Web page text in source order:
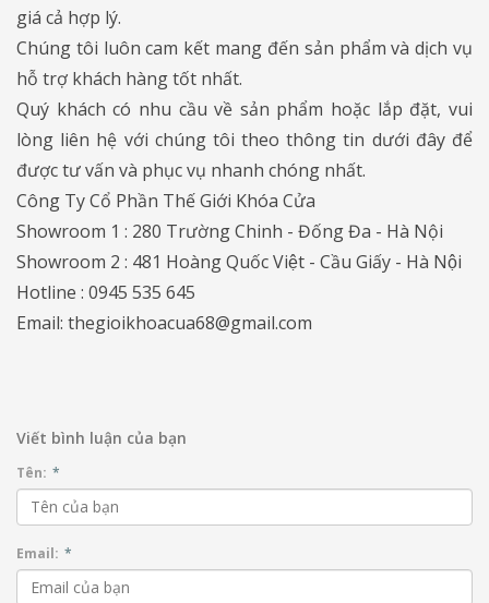
giá cả hợp lý.
Chúng tôi luôn cam kết mang đến sản phẩm và dịch vụ
hỗ trợ khách hàng tốt nhất.
Quý khách có nhu cầu về sản phẩm hoặc lắp đặt, vui
lòng liên hệ với chúng tôi theo thông tin dưới đây để
được tư vấn và phục vụ nhanh chóng nhất.
Công Ty Cổ Phần Thế Giới Khóa Cửa
Showroom 1 : 280 Trường Chinh - Đống Đa - Hà Nội
Showroom 2 : 481 Hoàng Quốc Việt - Cầu Giấy - Hà Nội
Hotline : 0945 535 645
Email: thegioikhoacua68@gmail.com
Viết bình luận của bạn
Tên: *
Email: *